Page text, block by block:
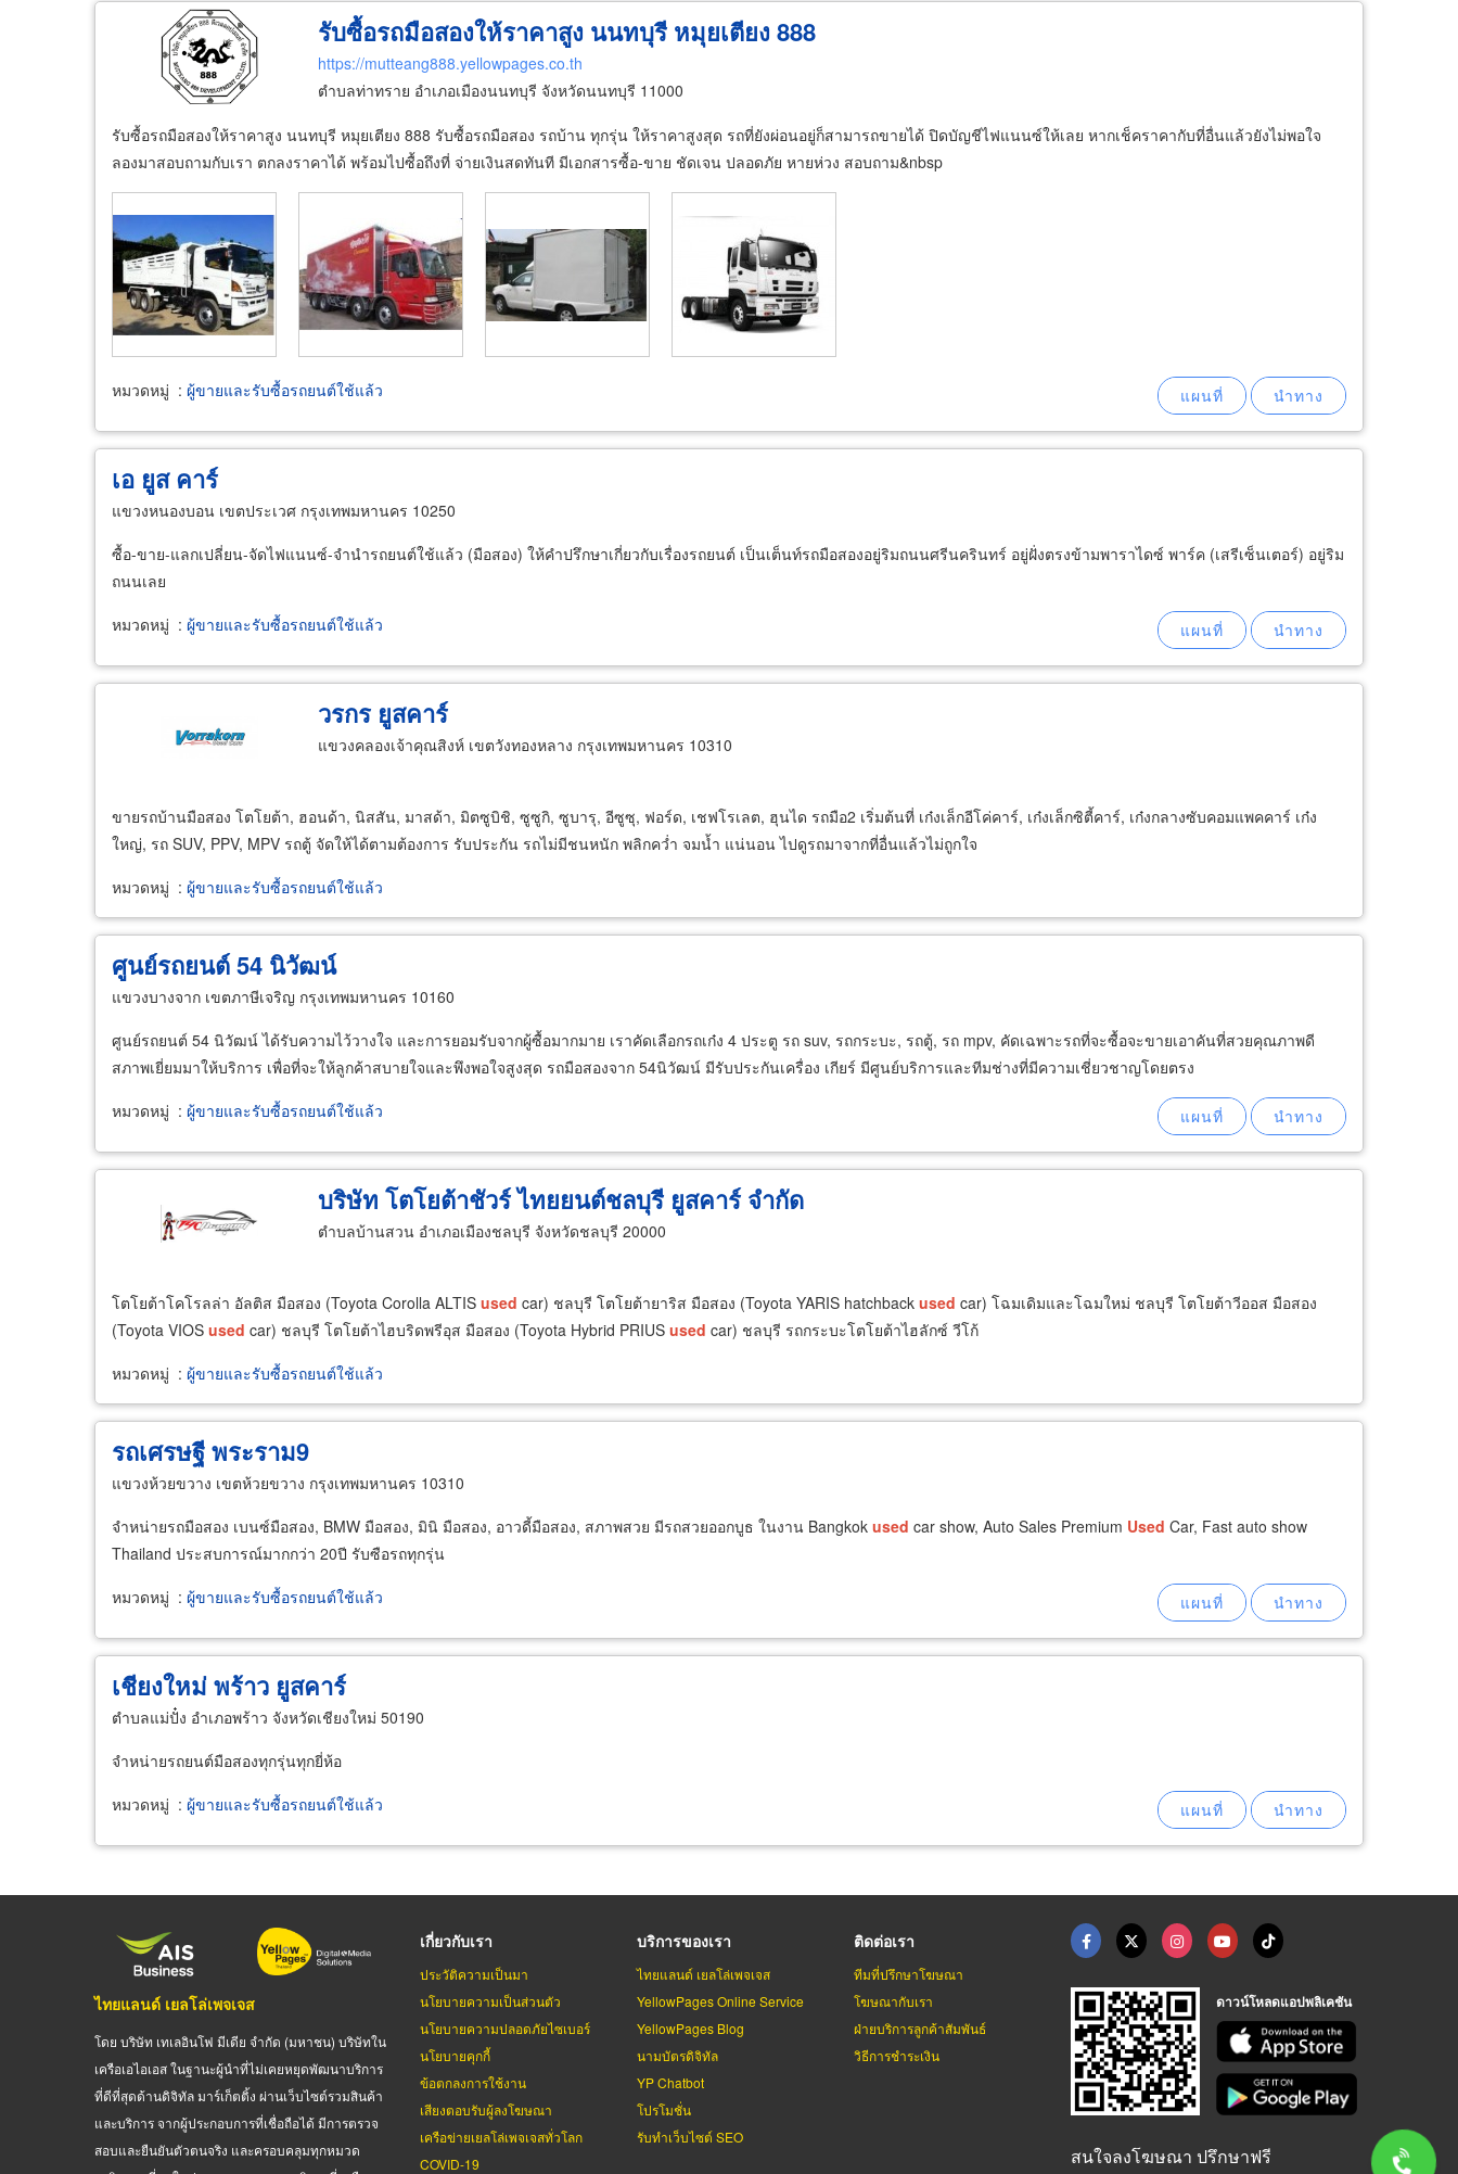
รับซื้อรถมือสองให้ราคาสูง นนทบุรี หมุยเตียง 888
https://mutteang888.yellowpages.co.th
ตำบลท่าทราย อำเภอเมืองนนทบุรี จังหวัดนนทบุรี 11000
รับซื้อรถมือสองให้ราคาสูง นนทบุรี หมุยเตียง 888 รับซื้อรถมือสอง รถบ้าน ทุกรุ่น ให้ราคาสูงสุด รถที่ยังผ่อนอยู่ก็สามารถขายได้ ปิดบัญชีไฟแนนซ์ให้เลย หากเช็คราคากับที่อื่นแล้วยังไม่พอใจ
ลองมาสอบถามกับเรา ตกลงราคาได้ พร้อมไปซื้อถึงที่ จ่ายเงินสดทันที มีเอกสารซื้อ-ขาย ชัดเจน ปลอดภัย หายห่วง สอบถาม&nbsp
หมวดหมู่ : ผู้ขายและรับซื้อรถยนต์ใช้แล้ว
เอ ยูส คาร์
แขวงหนองบอน เขตประเวศ กรุงเทพมหานคร 10250
ซื้อ-ขาย-แลกเปลี่ยน-จัดไฟแนนซ์-จำนำรถยนต์ใช้แล้ว (มือสอง) ให้คำปรึกษาเกี่ยวกับเรื่องรถยนต์ เป็นเต็นท์รถมือสองอยู่ริมถนนศรีนครินทร์ อยู่ฝั่งตรงข้ามพาราไดซ์ พาร์ค (เสรีเซ็นเตอร์) อยู่ริม
ถนนเลย
หมวดหมู่ : ผู้ขายและรับซื้อรถยนต์ใช้แล้ว
วรกร ยูสคาร์
แขวงคลองเจ้าคุณสิงห์ เขตวังทองหลาง กรุงเทพมหานคร 10310
ขายรถบ้านมือสอง โตโยต้า, ฮอนด้า, นิสสัน, มาสด้า, มิตซูบิชิ, ซูซูกิ, ซูบารุ, อีซูซุ, ฟอร์ด, เชฟโรเลต, ฮุนได รถมือ2 เริ่มต้นที่ เก๋งเล็กอีโค่คาร์, เก๋งเล็กซิตี้คาร์, เก๋งกลางซับคอมแพคคาร์ เก๋ง
ใหญ่, รถ SUV, PPV, MPV รถตู้ จัดให้ได้ตามต้องการ รับประกัน รถไม่มีชนหนัก พลิกคว่ำ จมน้ำ แน่นอน ไปดูรถมาจากที่อื่นแล้วไม่ถูกใจ
หมวดหมู่ : ผู้ขายและรับซื้อรถยนต์ใช้แล้ว
ศูนย์รถยนต์ 54 นิวัฒน์
แขวงบางจาก เขตภาษีเจริญ กรุงเทพมหานคร 10160
ศูนย์รถยนต์ 54 นิวัฒน์ ได้รับความไว้วางใจ และการยอมรับจากผู้ซื้อมากมาย เราคัดเลือกรถเก๋ง 4 ประตู รถ suv, รถกระบะ, รถตู้, รถ mpv, คัดเฉพาะรถที่จะซื้อจะขายเอาคันที่สวยคุณภาพดี
สภาพเยี่ยมมาให้บริการ เพื่อที่จะให้ลูกค้าสบายใจและพึงพอใจสูงสุด รถมือสองจาก 54นิวัฒน์ มีรับประกันเครื่อง เกียร์ มีศูนย์บริการและทีมช่างที่มีความเชี่ยวชาญโดยตรง
หมวดหมู่ : ผู้ขายและรับซื้อรถยนต์ใช้แล้ว
บริษัท โตโยต้าชัวร์ ไทยยนต์ชลบุรี ยูสคาร์ จำกัด
ตำบลบ้านสวน อำเภอเมืองชลบุรี จังหวัดชลบุรี 20000
โตโยต้าโคโรลล่า อัลติส มือสอง (Toyota Corolla ALTIS used car) ชลบุรี โตโยต้ายาริส มือสอง (Toyota YARIS hatchback used car) โฉมเดิมและโฉมใหม่ ชลบุรี โตโยต้าวีออส มือสอง
(Toyota VIOS used car) ชลบุรี โตโยต้าไฮบริดพรีอุส มือสอง (Toyota Hybrid PRIUS used car) ชลบุรี รถกระบะโตโยต้าไฮลักซ์ วีโก้
หมวดหมู่ : ผู้ขายและรับซื้อรถยนต์ใช้แล้ว
รถเศรษฐี พระราม9
แขวงห้วยขวาง เขตห้วยขวาง กรุงเทพมหานคร 10310
จำหน่ายรถมือสอง เบนซ์มือสอง, BMW มือสอง, มินิ มือสอง, อาวดี้มือสอง, สภาพสวย มีรถสวยออกบูธ ในงาน Bangkok used car show, Auto Sales Premium Used Car, Fast auto show
Thailand ประสบการณ์มากกว่า 20ปี รับซือรถทุกรุ่น
หมวดหมู่ : ผู้ขายและรับซื้อรถยนต์ใช้แล้ว
เชียงใหม่ พร้าว ยูสคาร์
ตำบลแม่ปั๋ง อำเภอพร้าว จังหวัดเชียงใหม่ 50190
จำหน่ายรถยนต์มือสองทุกรุ่นทุกยี่ห้อ
หมวดหมู่ : ผู้ขายและรับซื้อรถยนต์ใช้แล้ว
ไทยแลนด์ เยลโล่เพจเจส
โดย บริษัท เทเลอินโฟ มีเดีย จำกัด (มหาชน) บริษัทใน
เครือเอไอเอส ในฐานะผู้นำที่ไม่เคยหยุดพัฒนาบริการ
ที่ดีที่สุดด้านดิจิทัล มาร์เก็ตติ้ง ผ่านเว็บไซต์รวมสินค้า
และบริการ จากผู้ประกอบการที่เชื่อถือได้ มีการตรวจ
สอบและยืนยันตัวตนจริง และครอบคลุมทุกหมวด
เกี่ยวกับเรา
ประวัติความเป็นมา
นโยบายความเป็นส่วนตัว
นโยบายความปลอดภัยไซเบอร์
นโยบายคุกกี้
ข้อตกลงการใช้งาน
เสียงตอบรับผู้ลงโฆษณา
เครือข่ายเยลโล่เพจเจสทั่วโลก
COVID-19
บริการของเรา
ไทยแลนด์ เยลโล่เพจเจส
YellowPages Online Service
YellowPages Blog
นามบัตรดิจิทัล
YP Chatbot
โปรโมชั่น
รับทำเว็บไซต์ SEO
ติดต่อเรา
ทีมที่ปรึกษาโฆษณา
โฆษณากับเรา
ฝ่ายบริการลูกค้าสัมพันธ์
วิธีการชำระเงิน
ดาวน์โหลดแอปพลิเคชัน
สนใจลงโฆษณา ปรึกษาฟรี